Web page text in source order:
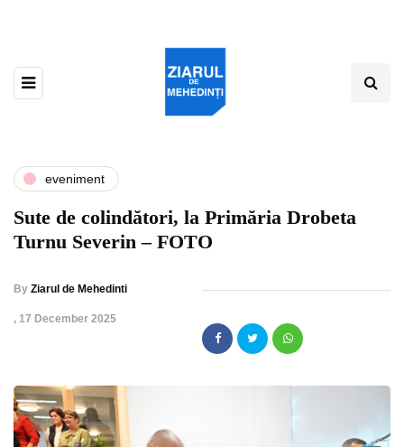
eveniment
Sute de colindători, la Primăria Drobeta
Turnu Severin – FOTO
By Ziarul de Mehedinti
, 17 December 2025